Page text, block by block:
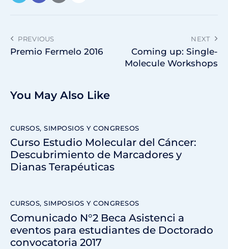
PREVIOUS
Premio Fermelo 2016
NEXT
Coming up: Single-
Molecule Workshops
You May Also Like
CURSOS, SIMPOSIOS Y CONGRESOS
Curso Estudio Molecular del Cáncer:
Descubrimiento de Marcadores y
Dianas Terapéuticas
CURSOS, SIMPOSIOS Y CONGRESOS
Comunicado N°2 Beca Asistenci a
eventos para estudiantes de Doctorado
convocatoria 2017